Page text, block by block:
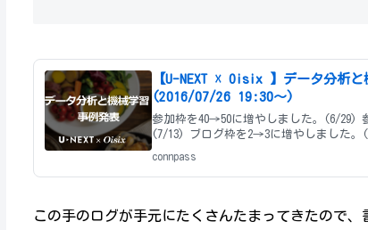
【U-NEXT ☓ Oisix 】データ分析
(2016/07/26 19:30〜)
参加枠を40→50に増やしました。(6/29) 参加枠を50→60に増やしました。
(7/13) ブログ枠を2→3に増やしました。(7/13) # イベントの趣旨 * 株式会社
U-NEXT、Oisix株式会社、合同の勉強会で
connpass
この手のログが手元にたくさんたまってきたので、